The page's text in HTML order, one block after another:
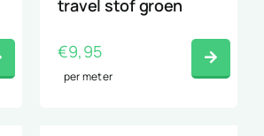
travel stof groen
€9,95
per meter